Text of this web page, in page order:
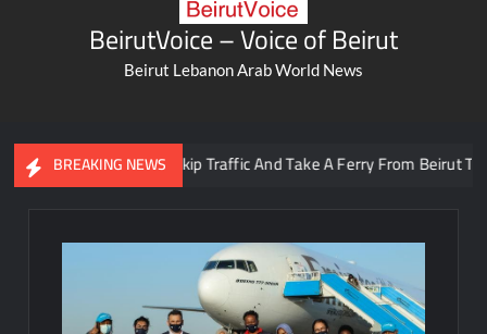
BeirutVoice – Voice of Beirut
Beirut Lebanon Arab World News
BREAKING NEWS
You Can Now Skip Traffic And Take A Ferry From Beirut To